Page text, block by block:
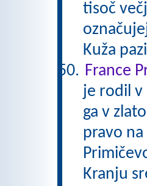
tisoč
Kuža
France
je rodil v
ga v
pravo
Kranju